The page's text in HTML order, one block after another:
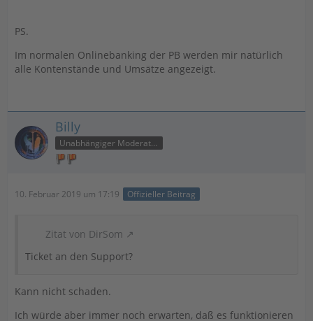
PS.
Im normalen Onlinebanking der PB werden mir natürlich
alle Kontenstände und Umsätze angezeigt.
Billy
Unabhängiger Moderator
10. Februar 2019 um 17:19 Offizieller Beitrag
Zitat von DirSom
Ticket an den Support?
Kann nicht schaden.
Ich würde aber immer noch erwarten, daß es funktionieren